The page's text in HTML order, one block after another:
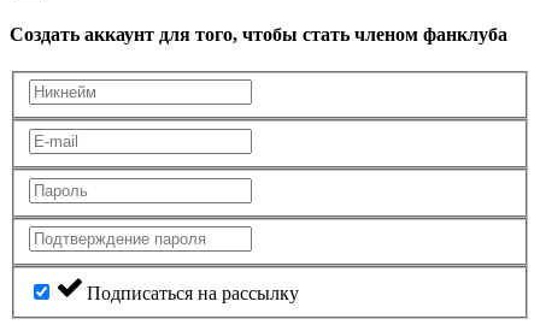
Создать аккаунт для того, чтобы стать членом фанклуба
Подписаться на рассылку